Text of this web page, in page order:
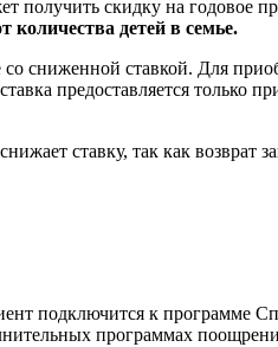
получить скидку на годовое
количества детей в семье.
сниженной ставкой. Для
предоставляется только
ставку, так как возврат
подключится к программе
программах